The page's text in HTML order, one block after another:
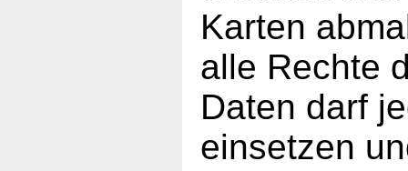
Karten
alle Rechte
Daten darf
einsetzen